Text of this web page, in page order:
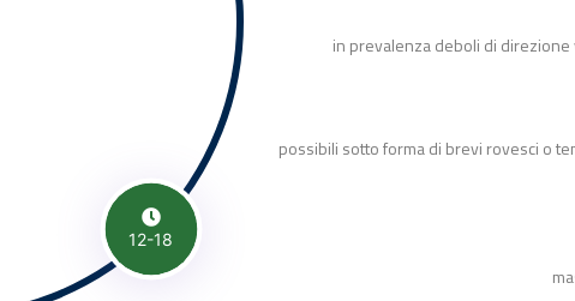
12-18
in prevalenza deboli di
possibili sotto forma di brevi rovesci o